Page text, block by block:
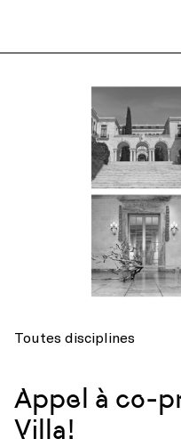
Toutes disciplines
Appel à co-
Villa!